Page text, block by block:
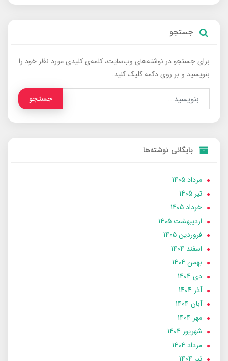
جستجو
برای جستجو در نوشته‌های وب‌سایت، کلمه‌ی کلیدی مورد نظر خود را
بنویسید و بر روی دکمه کلیک کنید.
جستجو
بایگانی نوشته‌ها
مرداد 1405
تير 1405
خرداد 1405
ارديبهشت 1405
فروردین 1405
اسفند 1404
بهمن 1404
دی 1404
آذر 1404
آبان 1404
مهر 1404
شهریور 1404
مرداد 1404